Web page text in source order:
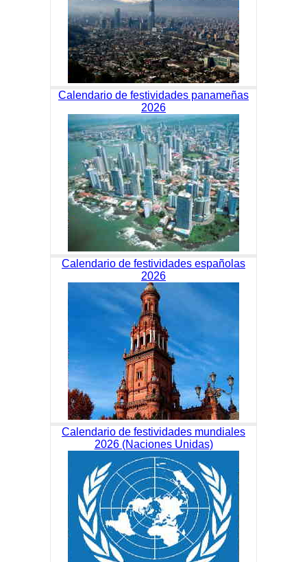
Calendario de festividades panameñas
2026
Calendario de festividades españolas
2026
Calendario de festividades mundiales
2026 (Naciones Unidas)